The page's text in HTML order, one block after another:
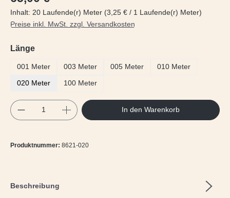
Inhalt: 20 Laufende(r) Meter (3,25 € / 1 Laufende(r) Meter)
Preise inkl. MwSt. zzgl. Versandkosten
Längeauswählen
001 Meter 003 Meter 005 Meter 010 Meter
020 Meter 100 Meter
Produkt Anzahl: Gib den gewünschten
In den Warenkorb
Produktnummer: 8621-020
Beschreibung